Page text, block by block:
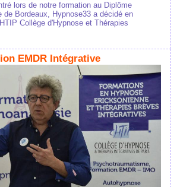
lors de notre formation au Diplôme
de Bordeaux, Hypnose33 a décidé en
Collège d'Hypnose et Thérapies
EMDR Intégrative